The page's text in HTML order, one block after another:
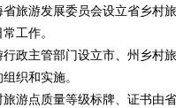
游发展委员会设立省乡村旅
工作。
主管部门设立市、州乡村旅
织和实施。
点质量等级标牌、证书由省